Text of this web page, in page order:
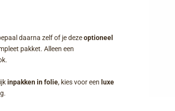
daarna zelf of je dezeoptioneel
pakket. Alleen een
inpakken in folie, kies voor een luxe